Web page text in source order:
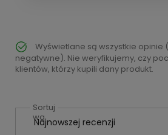
Wyświetlane są wszystkie opinie
negatywne). Nie weryfikujemy, czy
klientów, którzy kupili dany produkt.
Sortuj
wg